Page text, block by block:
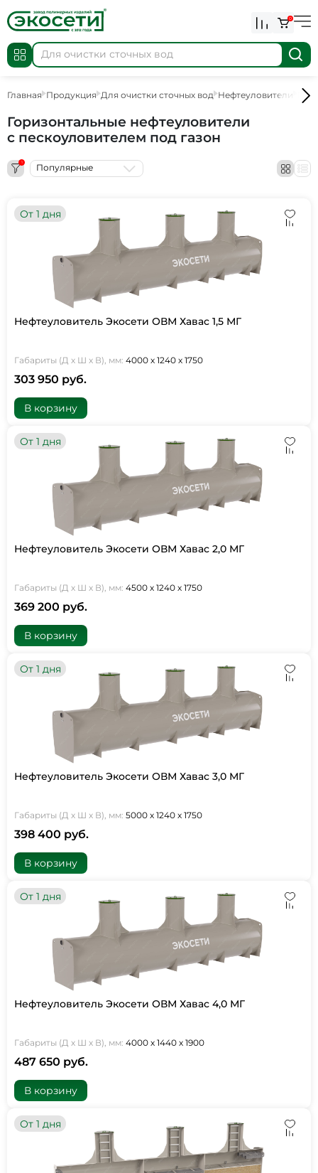
0
Главная Продукция Для очистки сточных вод Нефтеуловители
Горизонтальные нефтеуловители
c пескоуловителем под газон
1 Популярные
От 1 дня
Нефтеуловитель Экосети ОВМ Хавас 1,5 МГ
Габариты (Д х Ш х В), мм: 4000 х 1240 х 1750
303 950 руб.
В корзину
От 1 дня
Нефтеуловитель Экосети ОВМ Хавас 2,0 МГ
Габариты (Д х Ш х В), мм: 4500 х 1240 х 1750
369 200 руб.
В корзину
От 1 дня
Нефтеуловитель Экосети ОВМ Хавас 3,0 МГ
Габариты (Д х Ш х В), мм: 5000 х 1240 х 1750
398 400 руб.
В корзину
От 1 дня
Нефтеуловитель Экосети ОВМ Хавас 4,0 МГ
Габариты (Д х Ш х В), мм: 4000 х 1440 х 1900
487 650 руб.
В корзину
От 1 дня